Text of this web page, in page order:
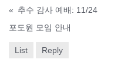
« 추수 감사 예배: 11/24
포도원 모임 안내
List Reply